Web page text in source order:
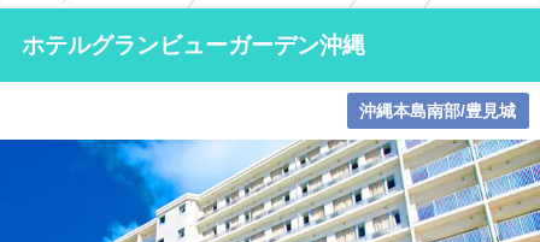
ホテルグランビューガーデン沖縄
沖縄本島南部/豊見城